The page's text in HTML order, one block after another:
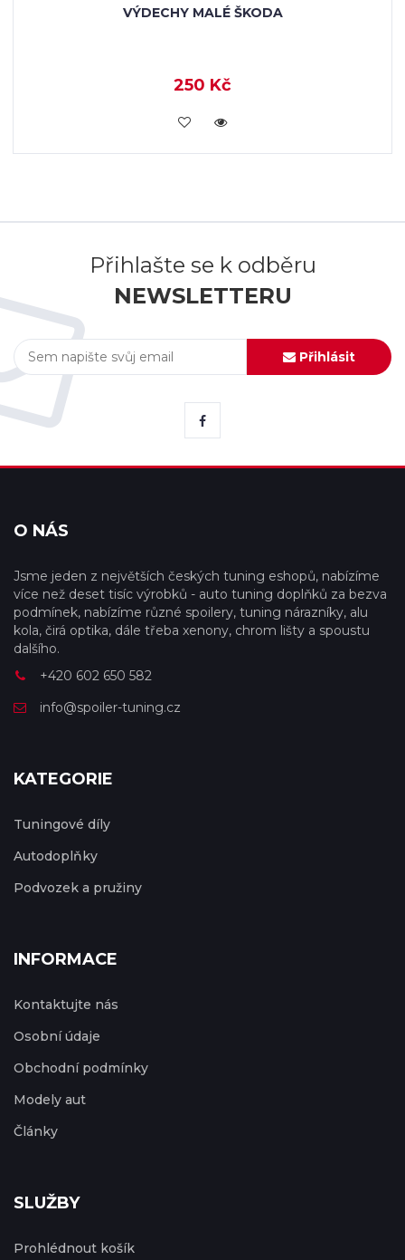
VÝDECHY MALÉ ŠKODA
250 Kč
KOUPIT
Přihlašte se k odběru
NEWSLETTERU
Přihlásit
O NÁS
Jsme jeden z největších českých tuning eshopů, nabízíme
více než deset tisíc výrobků - auto tuning doplňků za bezva
podmínek, nabízíme různé spoilery, tuning nárazníky, alu
kola, čirá optika, dále třeba xenony, chrom lišty a spoustu
dalšího.
+420 602 650 582
info@spoiler-tuning.cz
KATEGORIE
Tuningové díly
Autodoplňky
Podvozek a pružiny
INFORMACE
Kontaktujte nás
Osobní údaje
Obchodní podmínky
Modely aut
Články
SLUŽBY
Prohlédnout košík